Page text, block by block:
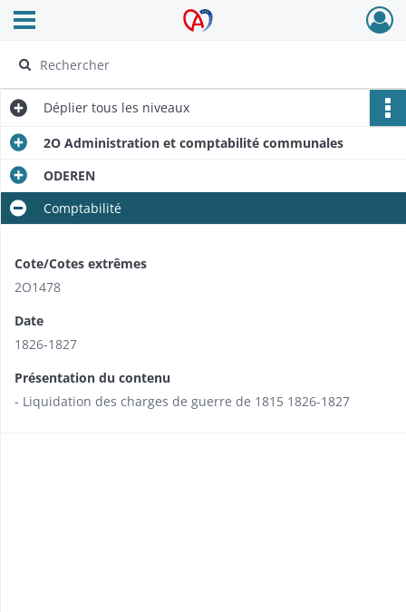
Archives Alsace - Colmar
Ouvrir le menu déroulant
Déplier tous les niveaux
2O Administration et comptabilité communales
ODEREN
Comptabilité
Cote/Cotes extrêmes
2O1478
Date
1826-1827
Présentation du contenu
- Liquidation des charges de guerre de 1815 1826-1827